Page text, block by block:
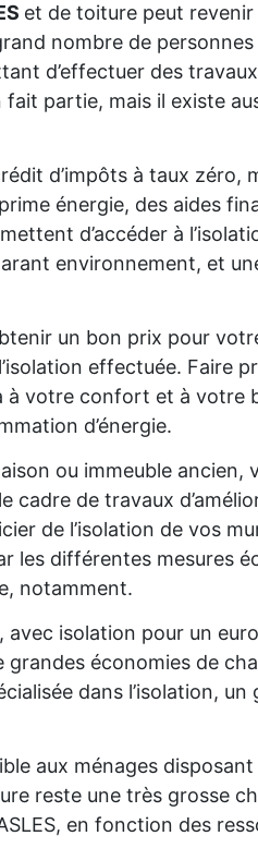
et de toiture peut revenir
nombre de
d’effectuer des
partie, mais il existe
d’impôts à taux zéro,
énergie, des aides
d’accéder à
environnement, et
un bon prix pour
effectuée. Faire
votre confort et à votre
d’énergie.
ou immeuble
cadre de travaux
de l’isolation de vos
les différentes mesures
notamment.
, avec isolation pour un
grandes économies de
dans l’isolation,
aux ménages
reste une très grosse
en fonction des